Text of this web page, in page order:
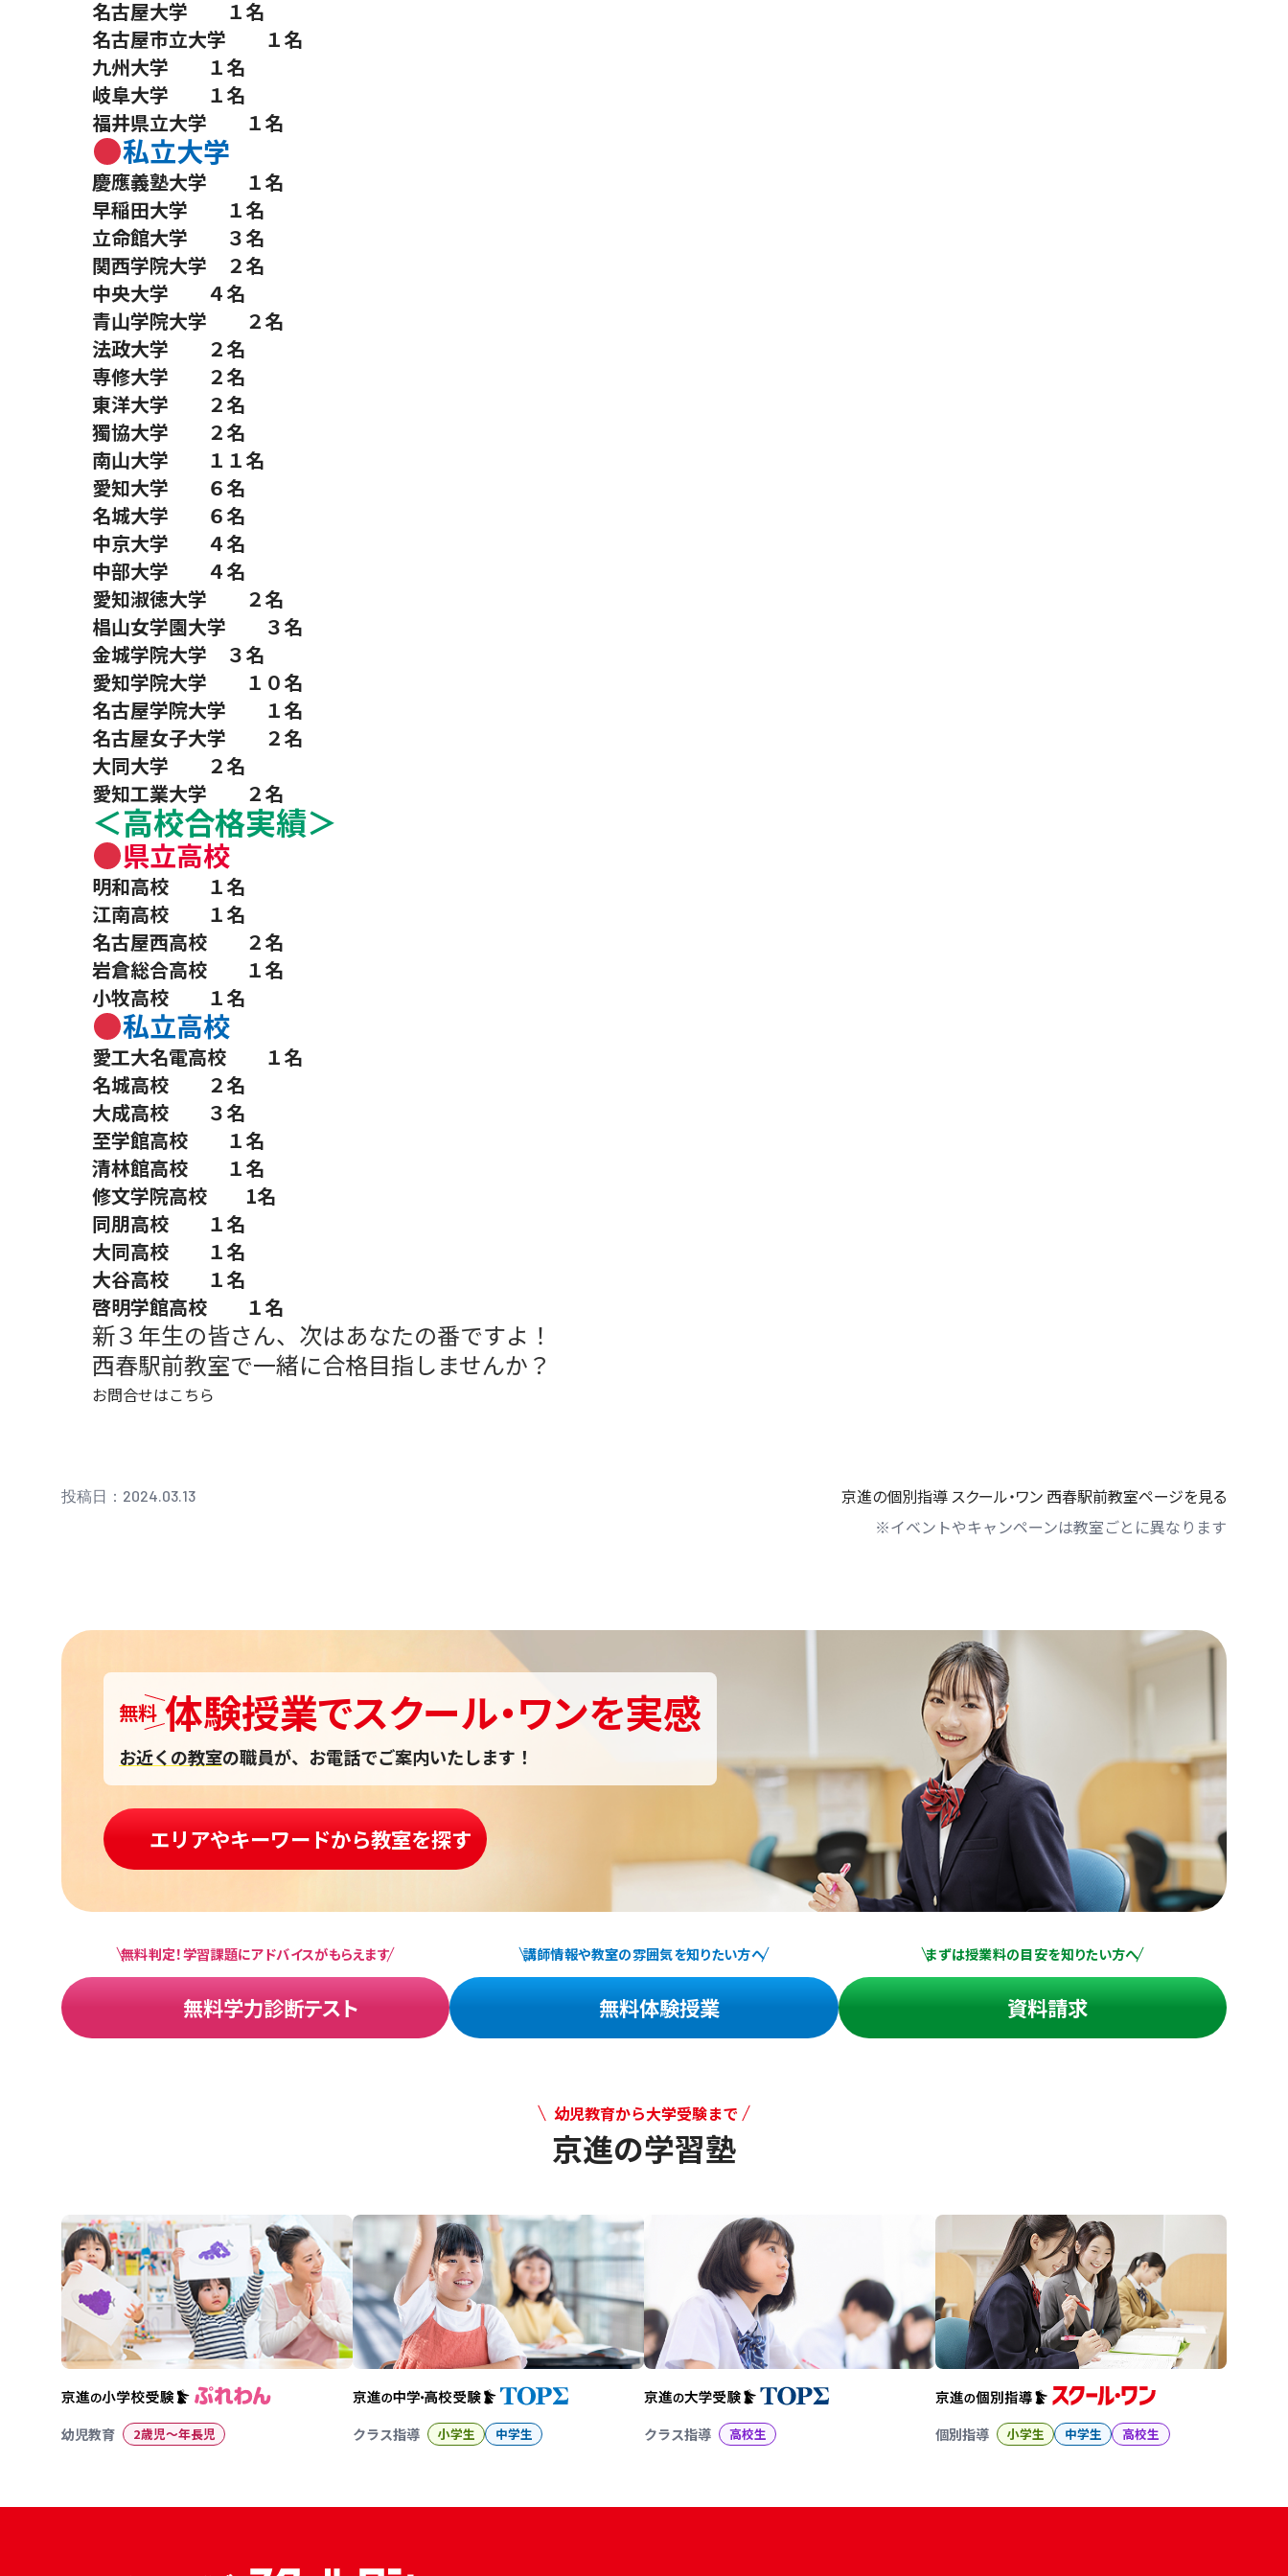
名古屋大学 １名
名古屋市立大学 １名
九州大学 １名
岐阜大学 １名
福井県立大学 １名
私立大学
慶應義塾大学 １名
早稲田大学 １名
立命館大学 ３名
関西学院大学 ２名
中央大学 ４名
青山学院大学 ２名
法政大学 ２名
専修大学 ２名
東洋大学 ２名
獨協大学 ２名
南山大学 １１名
愛知大学 ６名
名城大学 ６名
中京大学 ４名
中部大学 ４名
愛知淑徳大学 ２名
椙山女学園大学 ３名
金城学院大学 ３名
愛知学院大学 １０名
名古屋学院大学 １名
名古屋女子大学 ２名
大同大学 ２名
愛知工業大学 ２名
＜高校合格実績＞
県立高校
明和高校 １名
江南高校 １名
名古屋西高校 ２名
岩倉総合高校 １名
小牧高校 １名
私立高校
愛工大名電高校 １名
名城高校 ２名
大成高校 ３名
至学館高校 １名
清林館高校 １名
修文学院高校 1名
同朋高校 １名
大同高校 １名
大谷高校 １名
啓明学館高校 １名
新３年生の皆さん、次はあなたの番ですよ！
西春駅前教室で一緒に合格目指しませんか？
お問合せはこちら
京進の個別指導 スクール・ワン 西春駅前教室ページを見る
※イベントやキャンペーンは教室ごとに異なります
投稿日：2024.03.13
無料 体験授業でスクール・ワンを実感
お近くの教室の職員が、お電話でご案内いたします！
エリアやキーワードから教室を探す
無料判定！学習課題にアドバイスがもらえます
無料学力診断テスト
講師情報や教室の雰囲気を知りたい方へ
無料体験授業
まずは授業料の目安を知りたい方へ
資料請求
幼児教育から大学受験まで
京進の学習塾
幼児教育 2歳児〜年長児 クラス指導 小学生 中学生 クラス指導 高校生 個別指導 小学生 中学生 高校生